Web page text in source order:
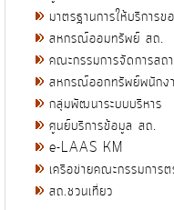
มาตรฐานการให้บริการ
สหกรณ์ออมทรัพย์ สถ.
คณะกรรมการจัดการสถ
สหกรณ์ออกทรัพย์พนักง
กลุ่มพัฒนาระบบบริหาร
ศูนย์บริการข้อมูล สถ.
e-LAAS KM
เครือข่ายคณะกรรมการ
สถ.ชวนเที่ยว